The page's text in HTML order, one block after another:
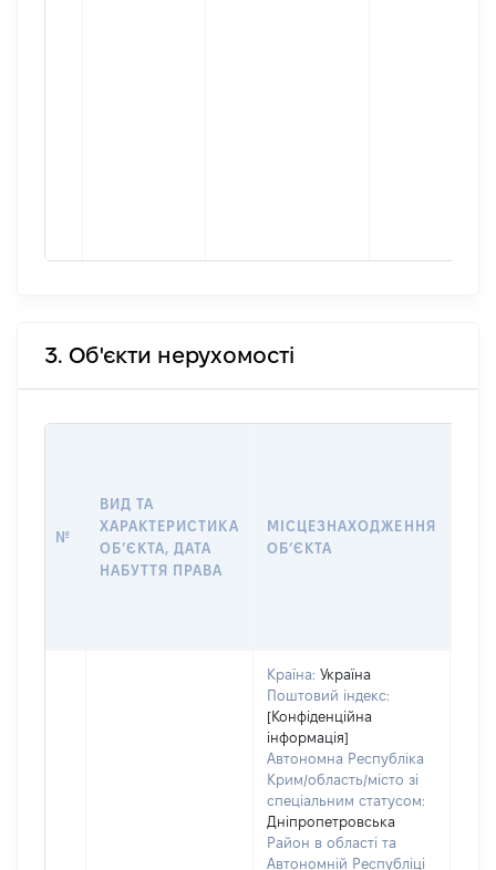
3. Об'єкти нерухомості
№
ВИД ТА
ХАРАКТЕРИСТИКА
ОБʼЄКТА, ДАТА
НАБУТТЯ ПРАВА
МІСЦЕЗНАХОДЖЕННЯ
ОБʼЄКТА
Країна: Україна
Поштовий індекс:
[Конфіденційна
інформація]
Автономна Республіка
Крим/область/місто зі
спеціальним статусом:
Дніпропетровська
Район в області та
Автономній Республіці